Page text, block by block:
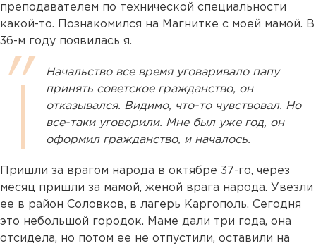
преподавателем по технической специальности
какой-то. Познакомился на Магнитке с моей мамой. В
36-м году появилась я.
Начальство все время уговаривало папу
принять советское гражданство, он
отказывался. Видимо, что-то чувствовал. Но
все-таки уговорили. Мне был уже год, он
оформил гражданство, и началось.
Пришли за врагом народа в октябре 37-го, через
месяц пришли за мамой, женой врага народа. Увезли
ее в район Соловков, в лагерь Каргополь. Сегодня
это небольшой городок. Маме дали три года, она
отсидела, но потом ее не отпустили, оставили на